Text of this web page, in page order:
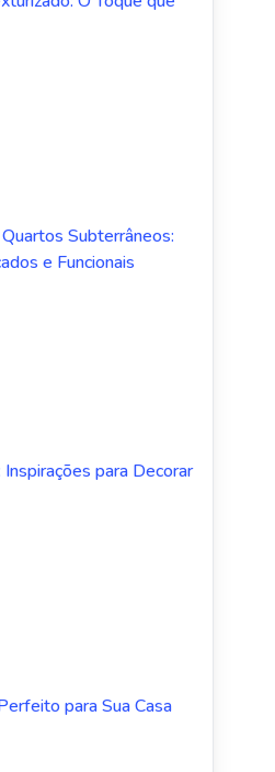
Subterrâneos:
e Funcionais
para Decorar
para Sua Casa